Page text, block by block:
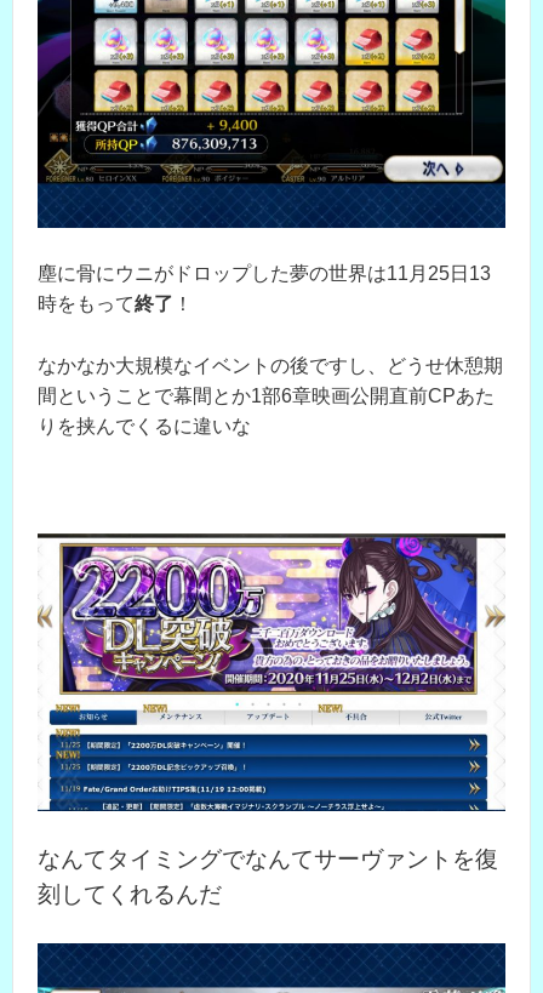
塵に骨にウニがドロップした夢の世界は11月25日13
時をもって終了 ！
なかなか大規模なイベントの後ですし、どうせ休憩期
間ということで幕間とか1部6章映画公開直前CPあた
りを挟んでくるに違いな
なんてタイミングでなんてサーヴァントを復
刻してくれるんだ